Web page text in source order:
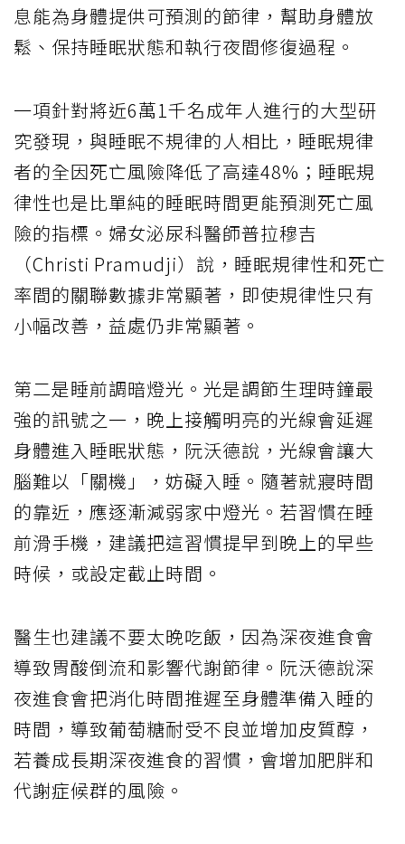
息能為身體提供可預測的節律，幫助身體放
鬆、保持睡眠狀態和執行夜間修復過程。
一項針對將近6萬1千名成年人進行的大型研
究發現，與睡眠不規律的人相比，睡眠規律
者的全因死亡風險降低了高達48%；睡眠規
律性也是比單純的睡眠時間更能預測死亡風
險的指標。婦女泌尿科醫師普拉穆吉
（Christi Pramudji）說，睡眠規律性和死亡
率間的關聯數據非常顯著，即使規律性只有
小幅改善，益處仍非常顯著。
第二是睡前調暗燈光。光是調節生理時鐘最
強的訊號之一，晚上接觸明亮的光線會延遲
身體進入睡眠狀態，阮沃德說，光線會讓大
腦難以「關機」，妨礙入睡。隨著就寢時間
的靠近，應逐漸減弱家中燈光。若習慣在睡
前滑手機，建議把這習慣提早到晚上的早些
時候，或設定截止時間。
醫生也建議不要太晚吃飯，因為深夜進食會
導致胃酸倒流和影響代謝節律。阮沃德說深
夜進食會把消化時間推遲至身體準備入睡的
時間，導致葡萄糖耐受不良並增加皮質醇，
若養成長期深夜進食的習慣，會增加肥胖和
代謝症候群的風險。